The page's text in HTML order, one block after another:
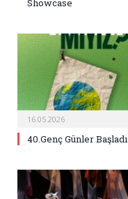
Showcase
16.05.2026
40.Genç Günler Başladı